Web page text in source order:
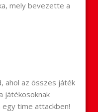
mely bevezette a
ahol az összes játék
játékosoknak
time attackben!